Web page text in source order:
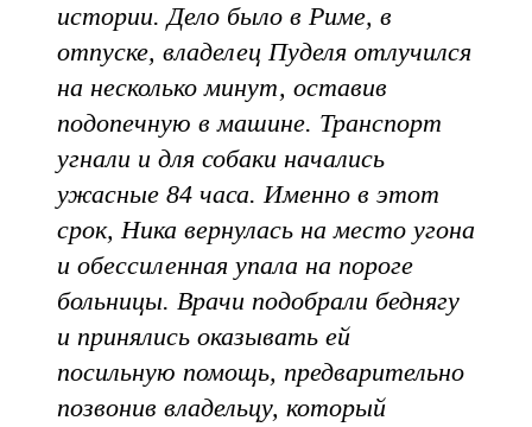
истории. Дело было в Риме, в
отпуске, владелец Пуделя отлучился
на несколько минут, оставив
подопечную в машине. Транспорт
угнали и для собаки начались
ужасные 84 часа. Именно в этот
срок, Ника вернулась на место угона
и обессиленная упала на пороге
больницы. Врачи подобрали беднягу
и принялись оказывать ей
посильную помощь, предварительно
позвонив владельцу, который